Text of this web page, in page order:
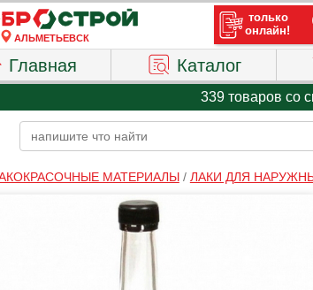
АЛЬМЕТЬЕВСК
Главная Каталог
339 товаров со
МАТЕРИАЛЫ/ ЛАКИ ДЛЯ